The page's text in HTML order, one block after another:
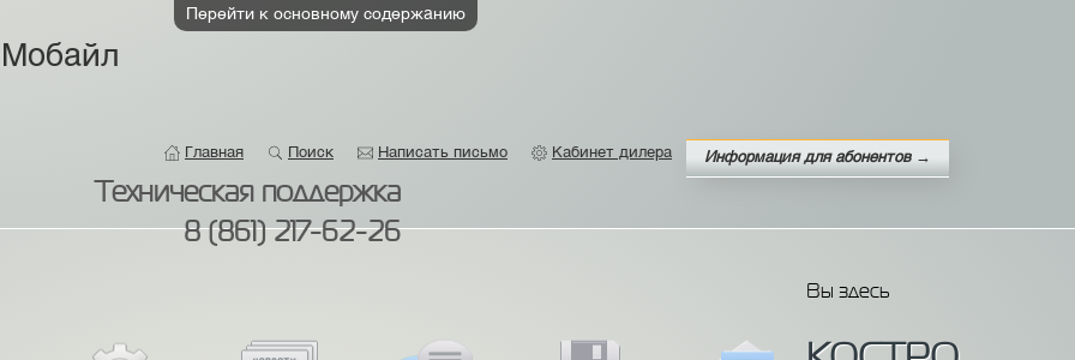
Перейти к основному содержанию
Главная Поиск Написать письмо Кабинет дилера Информация для абонентов →
Техническая поддержка
8 (861) 217-62-26
Вы здесь